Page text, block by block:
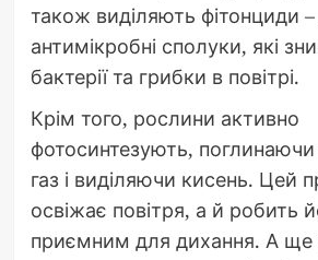
також виділяють фітонциди
антимікробні сполуки, які
бактерії та грибки в повітрі.
Крім того, рослини активно
фотосинтезують,
газ і виділяючи кисень. Цей
освіжає повітря, а й робить
приємним для дихання. А ще